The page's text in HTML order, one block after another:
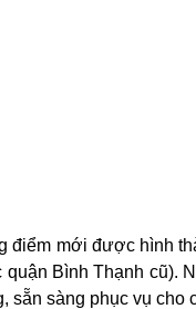
điểm mới được hình
Bình Thạnh cũ).
sẵn sàng phục vụ cho